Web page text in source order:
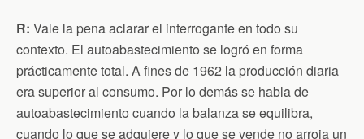
R: Vale la pena aclarar el interrogante en todo su
contexto. El autoabastecimiento se logró en forma
prácticamente total. A fines de 1962 la producción diaria
era superior al consumo. Por lo demás se habla de
autoabastecimiento cuando la balanza se equilibra,
cuando lo que se adquiere y lo que se vende no arroja un